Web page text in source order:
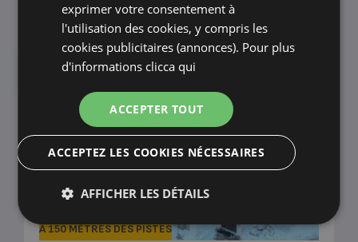
Satisfaction des clients
9,20/ 10
À 150 MÈTRES DES PISTES
exprimer votre consentement à
l'utilisation des cookies, y compris les
cookies publicitaires (annonces). Pour plus
d'informations clicca qui
ACCEPTER TOUT
ACCEPTEZ LES COOKIES NÉCESSAIRES
AFFICHER LES DÉTAILS